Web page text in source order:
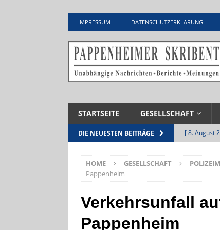
IMPRESSUM DATENSCHUTZERKLÄRUNG
STARTSEITE GESELLSCHAFT
DIE NEUESTEN BEITRÄGE [ 8. August
[ 7. August
[ 5. August
HOME GESELLSCHAFT
Pappenheim
Verkehrsunfall
Pappenheim